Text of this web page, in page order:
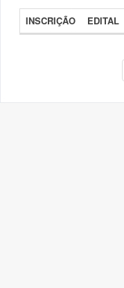
INSCRIÇÃO EDITAL